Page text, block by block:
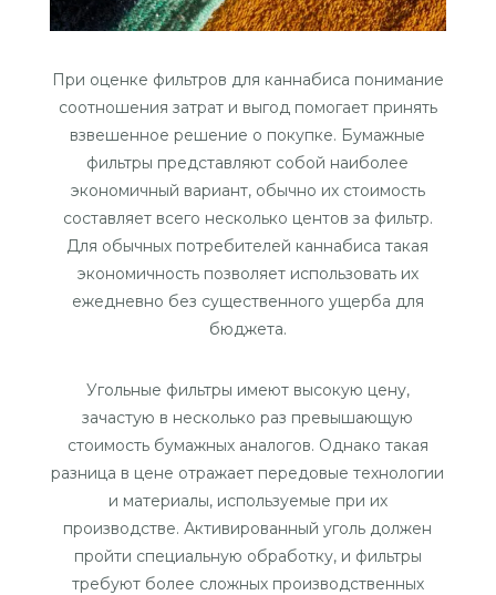
При оценке фильтров для каннабиса понимание
соотношения затрат и выгод помогает принять
взвешенное решение о покупке. Бумажные
фильтры представляют собой наиболее
экономичный вариант, обычно их стоимость
составляет всего несколько центов за фильтр.
Для обычных потребителей каннабиса такая
экономичность позволяет использовать их
ежедневно без существенного ущерба для
бюджета.
Угольные фильтры имеют высокую цену,
зачастую в несколько раз превышающую
стоимость бумажных аналогов. Однако такая
разница в цене отражает передовые технологии
и материалы, используемые при их
производстве. Активированный уголь должен
пройти специальную обработку, и фильтры
требуют более сложных производственных